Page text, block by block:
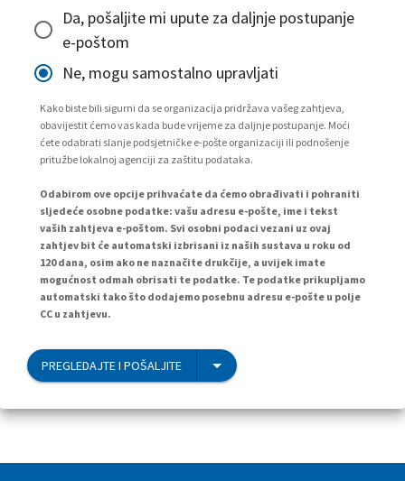
Da, pošaljite mi upute za daljnje postupanje
e-poštom
Ne, mogu samostalno upravljati
Kako biste bili sigurni da se organizacija pridržava vašeg zahtjeva,
obavijestit ćemo vas kada bude vrijeme za daljnje postupanje. Moći
ćete odabrati slanje podsjetničke e-pošte organizaciji ili podnošenje
pritužbe lokalnoj agenciji za zaštitu podataka.
Odabirom ove opcije prihvaćate da ćemo obrađivati i pohraniti
sljedeće osobne podatke: vašu adresu e-pošte, ime i tekst
vaših zahtjeva e-poštom. Svi osobni podaci vezani uz ovaj
zahtjev bit će automatski izbrisani iz naših sustava u roku od
120 dana, osim ako ne naznačite drukčije, a uvijek imate
mogućnost odmah obrisati te podatke. Te podatke prikupljamo
automatski tako što dodajemo posebnu adresu e-pošte u polje
CC u zahtjevu.
PREGLEDAJTE I POŠALJITE